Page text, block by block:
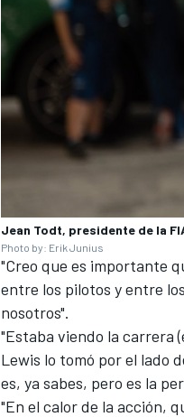
Jean Todt, presidente de la
Photo by: Erik Junius
"Creo que es importante
entre los pilotos y entre
nosotros".
"Estaba viendo la carrera
Lewis lo tomó por el lado
es, ya sabes, pero es la
"En el calor de la acción,